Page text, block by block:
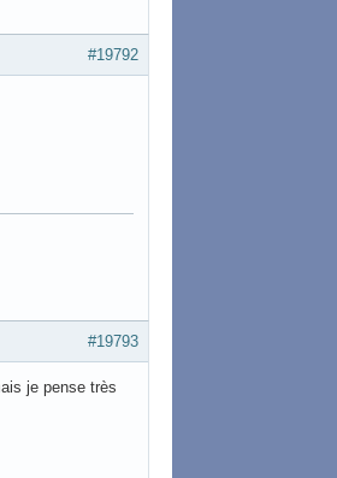
#19792
#19793
je pense très